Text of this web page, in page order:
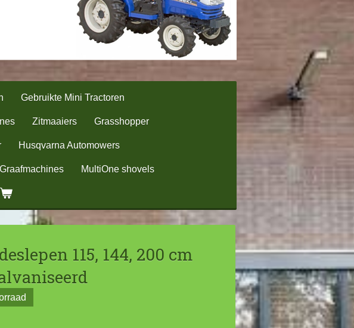
Gebruikte Mini Tractoren
Zitmaaiers Grasshopper
Husqvarna Automowers
Graafmachines MultiOne shovels
115, 144, 200 cm